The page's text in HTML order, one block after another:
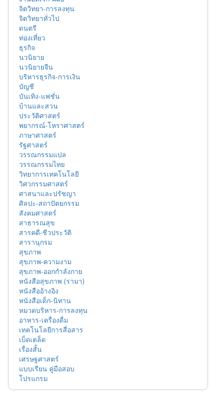
จิตวิทยา-การลงทุน
จิตวิทยาทั่วไป
ดนตรี
ท่องเที่ยว
ธุรกิจ
นวนิยาย
นวนิยายจีน
บริหารธุรกิจ-การเงิน
บัญชี
บันเทิง-แฟชั่น
บ้านและสวน
ประวัติศาสตร์
พยากรณ์-โหราศาสตร์
ภาษาศาสตร์
รัฐศาสตร์
วรรณกรรมแปล
วรรณกรรมไทย
วิทยาการเทคโนโลยี
วิศวกรรมศาสตร์
ศาสนาและปรัชญา
ศิลปะ-สถาปัตยกรรม
สังคมศาสตร์
สาธารณสุข
สารคดี-ชีวประวัติ
สารานุกรม
สุขภาพ
สุขภาพ-ความงาม
สุขภาพ-ออกกำลังกาย
หนังสือสุขภาพ (รามา)
หนังสืออ้างอิง
หนังสือเด็ก-นิทาน
หมวดบริหาร-การลงทุน
อาหาร-เครื่องดื่ม
เทคโนโลยีการสื่อสาร
เบ็ดเตล็ด
เรื่องสั้น
เศรษฐศาสตร์
แบบเรียน คู่มือสอบ
โปรแกรม